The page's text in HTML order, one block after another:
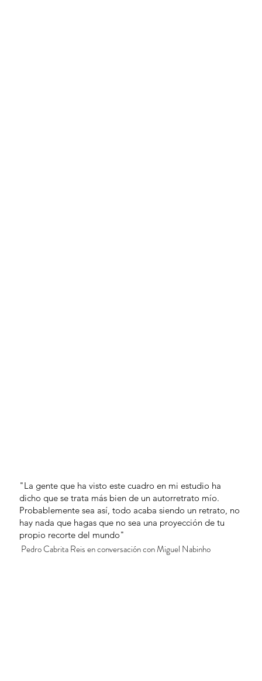
"La gente que ha visto este cuadro en mi estudio ha
dicho que se trata más bien de un autorretrato mío.
Probablemente sea así, todo acaba siendo un retrato, no
hay nada que hagas que no sea una proyección de tu
propio recorte del mundo"
Pedro Cabrita Reis en conversación con Miguel Nabinho